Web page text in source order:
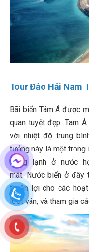
Tour Đảo Hải Nam
Bãi biển Tám Á được
quan tuyệt đẹp. Tam
với nhiệt độ trung
tưởng này là một trong
đông lạnh ở nước
mát. Nước biển ở đây
thuận lợi cho các
lướt ván, và tham gia